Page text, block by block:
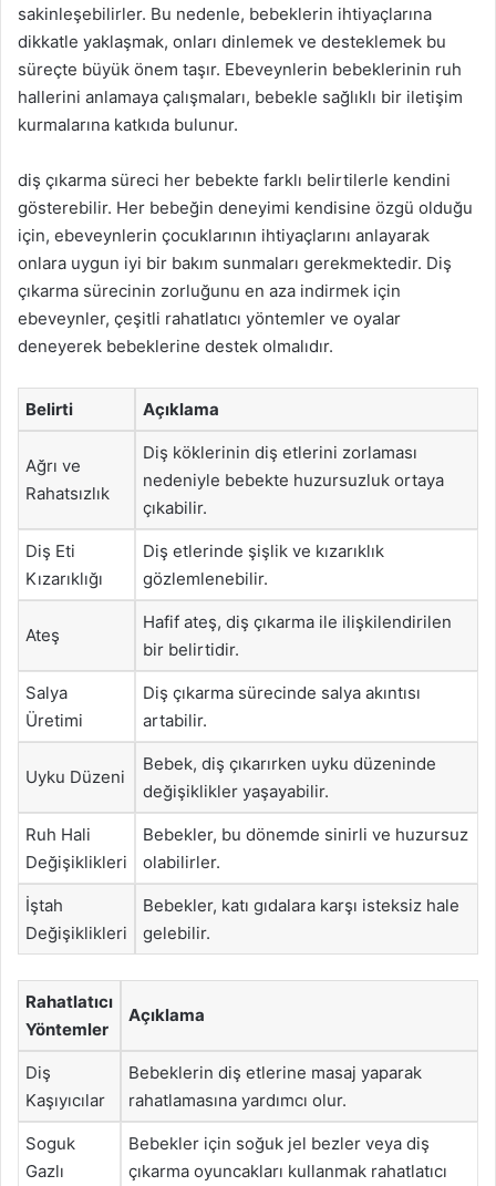
sakinleşebilirler. Bu nedenle, bebeklerin ihtiyaçlarına
dikkatle yaklaşmak, onları dinlemek ve desteklemek bu
süreçte büyük önem taşır. Ebeveynlerin bebeklerinin ruh
hallerini anlamaya çalışmaları, bebekle sağlıklı bir iletişim
kurmalarına katkıda bulunur.
diş çıkarma süreci her bebekte farklı belirtilerle kendini
gösterebilir. Her bebeğin deneyimi kendisine özgü olduğu
için, ebeveynlerin çocuklarının ihtiyaçlarını anlayarak
onlara uygun iyi bir bakım sunmaları gerekmektedir. Diş
çıkarma sürecinin zorluğunu en aza indirmek için
ebeveynler, çeşitli rahatlatıcı yöntemler ve oyalar
deneyerek bebeklerine destek olmalıdır.
Belirti Açıklama
Ağrı ve
Rahatsızlık
Diş köklerinin diş etlerini zorlaması
nedeniyle bebekte huzursuzluk ortaya
çıkabilir.
Diş Eti
Kızarıklığı
Diş etlerinde şişlik ve kızarıklık
gözlemlenebilir.
Ateş
Hafif ateş, diş çıkarma ile ilişkilendirilen
bir belirtidir.
Salya
Üretimi
Diş çıkarma sürecinde salya akıntısı
artabilir.
Uyku Düzeni
Bebek, diş çıkarırken uyku düzeninde
değişiklikler yaşayabilir.
Ruh Hali
Değişiklikleri
Bebekler, bu dönemde sinirli ve huzursuz
olabilirler.
İştah
Değişiklikleri
Bebekler, katı gıdalara karşı isteksiz hale
gelebilir.
Rahatlatıcı
Yöntemler
Açıklama
Diş
Kaşıyıcılar
Bebeklerin diş etlerine masaj yaparak
rahatlamasına yardımcı olur.
Soguk
Gazlı
Bebekler için soğuk jel bezler veya diş
çıkarma oyuncakları kullanmak rahatlatıcı